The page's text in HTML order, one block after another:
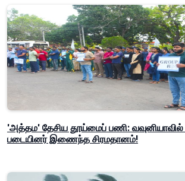
'அத்தம' தேசிய தூய்மைப் பணி:
படையினர் இணைந்த சிரமதானம்!